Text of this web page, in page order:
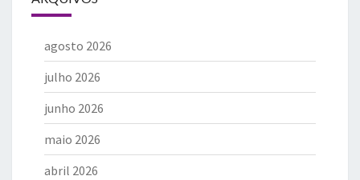
agosto 2026
julho 2026
junho 2026
maio 2026
abril 2026